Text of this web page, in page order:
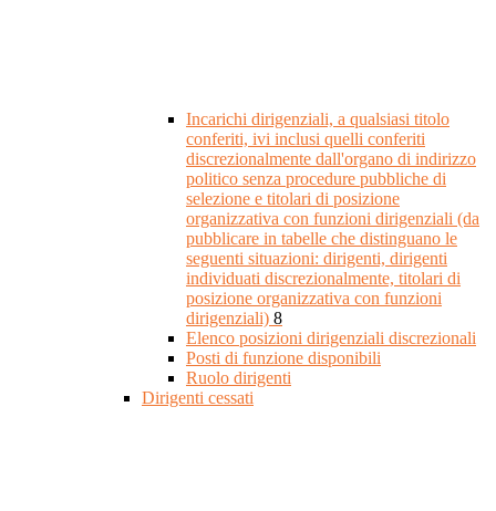
Incarichi dirigenziali, a qualsiasi titolo
conferiti, ivi inclusi quelli conferiti
discrezionalmente dall'organo di indirizzo
politico senza procedure pubbliche di
selezione e titolari di posizione
organizzativa con funzioni dirigenziali (da
pubblicare in tabelle che distinguano le
seguenti situazioni: dirigenti, dirigenti
individuati discrezionalmente, titolari di
posizione organizzativa con funzioni
dirigenziali) 8
Elenco posizioni dirigenziali discrezionali
Posti di funzione disponibili
Ruolo dirigenti
Dirigenti cessati